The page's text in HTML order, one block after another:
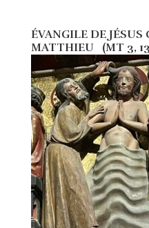
ÉVANGILE DE
MATTHIEU (MT 3,